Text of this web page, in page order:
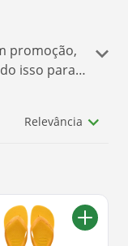
promoção,
isso para
com o
Relevância